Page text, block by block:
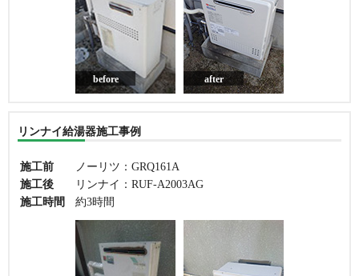
before after
リンナイ給湯器施工事例
施工前
ノーリツ：GRQ161A
施工後
リンナイ：RUF-A2003AG
施工時間
約3時間